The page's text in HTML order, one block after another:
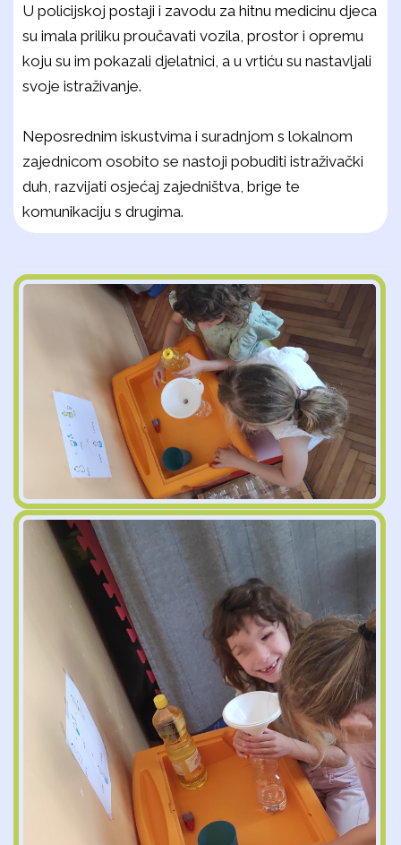
U policijskoj postaji i zavodu za hitnu medicinu djeca
su imala priliku proučavati vozila, prostor i opremu
koju su im pokazali djelatnici, a u vrtiću su nastavljali
svoje istraživanje.
Neposrednim iskustvima i suradnjom s lokalnom
zajednicom osobito se nastoji pobuditi istraživački
duh, razvijati osjećaj zajedništva, brige te
komunikaciju s drugima.